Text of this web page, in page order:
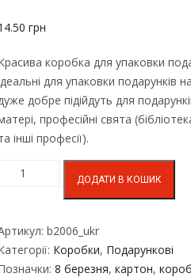
грн
коробка для упаковки
для упаковки подарунків
добре підійдуть для
професійні свята
інші професії).
ДОДАТИ В КОШИК
b2006_ukr
Коробки, Подарункові
8 березня, картон,